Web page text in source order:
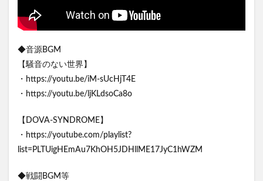
◆音源BGM
【騒音のない世界】
・https://youtu.be/iM-sUcHjT4E
・https://youtu.be/ljKLdsoCa8o
【DOVA-SYNDROME】
・https://youtube.com/playlist?
list=PLTUigHEmAu7KhOH5JDHllME17JyC1hWZM
◆戦闘BGM等